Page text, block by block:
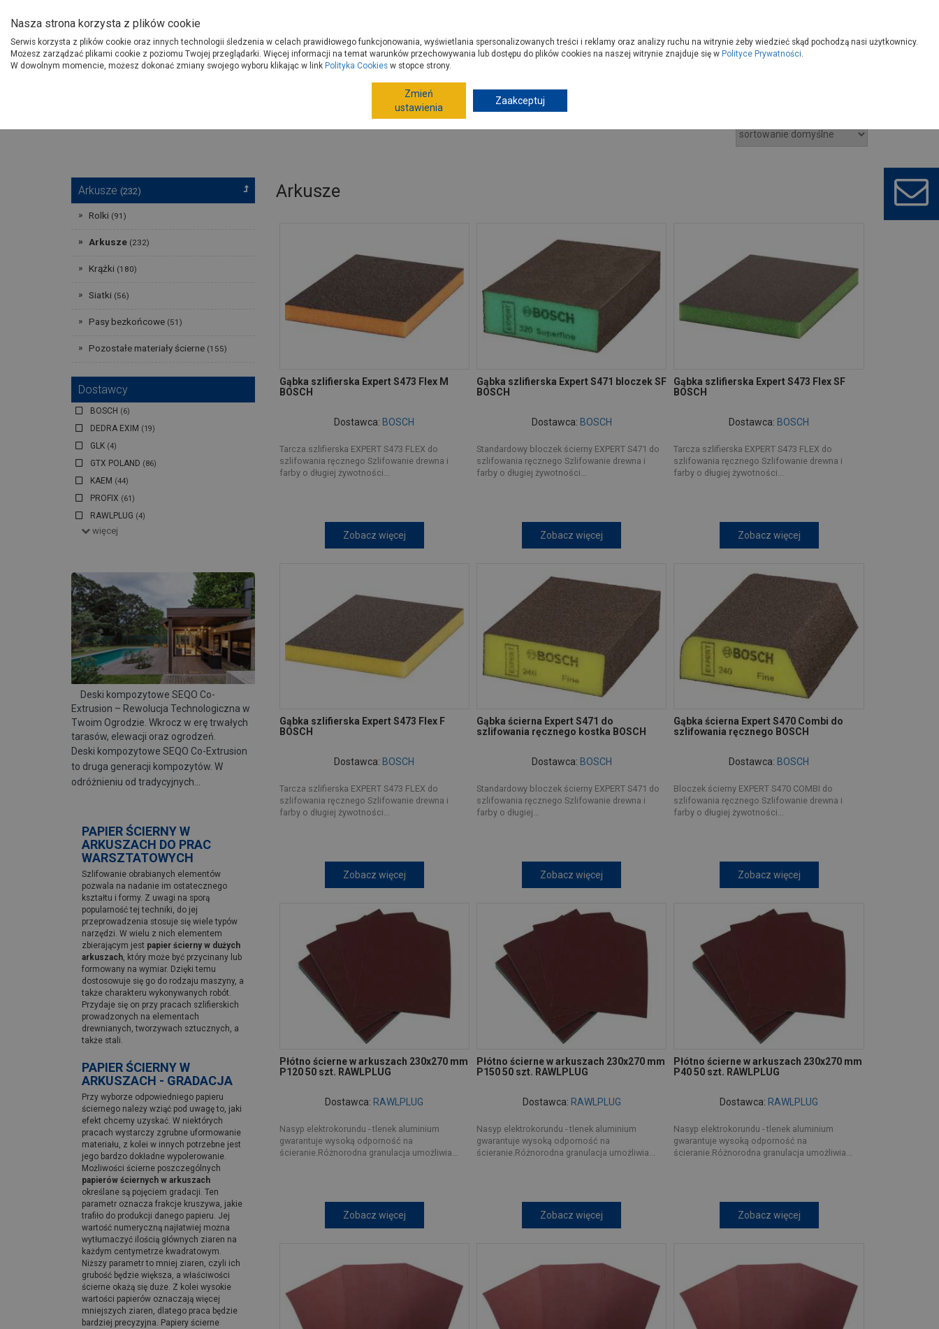
Produkty
O Grupie PSB
Gdzie kupisz Porady
Narzędzia ręczne, warsztat Materiały ścierne
Arkusze (232)
Rolki (91)
Arkusze (232)
Krążki (180)
Siatki (56)
Pasy bezkońcowe (51)
Pozostałe materiały ścierne (155)
Dostawcy
BOSCH (6)
DEDRA EXIM (19)
GLK (4)
GTX POLAND (86)
KAEM (44)
PROFIX (61)
RAWLPLUG (4)
STALCO
więcej
Deski kompozytowe SEQO Co-
Extrusion – Rewolucja Technologiczna w
Twoim Ogrodzie. Wkrocz w erę trwałych
tarasów, elewacji oraz ogrodzeń.
Deski kompozytowe SEQO Co-Extrusion
to druga generacji kompozytów. W
odróżnieniu od tradycyjnych…
PAPIER ŚCIERNY W
ARKUSZACH DO PRAC
WARSZTATOWYCH
Szlifowanie obrabianych elementów
pozwala na nadanie im ostatecznego
kształtu i formy. Z uwagi na sporą
popularność tej techniki, do jej
przeprowadzenia stosuje się wiele typów
narzędzi. W wielu z nich elementem
zbierającym jest papier ścierny w dużych
arkuszach, który może być przycinany lub
formowany na wymiar. Dzięki temu
dostosowuje się go do rodzaju maszyny, a
także charakteru wykonywanych robót.
Przydaje się on przy pracach szlifierskich
prowadzonych na elementach
drewnianych, tworzywach sztucznych, a
także stali.
PAPIER ŚCIERNY W
ARKUSZACH - GRADACJA
Przy wyborze odpowiedniego papieru
ściernego należy wziąć pod uwagę to, jaki
efekt chcemy uzyskać. W niektórych
pracach wystarczy zgrubne uformowanie
materiału, z kolei w innych potrzebne jest
jego bardzo dokładne wypolerowanie.
Możliwości ścierne poszczególnych
papierów ściernych w arkuszach
określane są pojęciem gradacji. Ten
parametr oznacza frakcje kruszywa, jakie
trafiło do produkcji danego papieru. Jej
wartość numeryczną najłatwiej można
wytłumaczyć ilością głównych ziaren na
każdym centymetrze kwadratowym.
Niższy parametr to mniej ziaren, czyli ich
grubość będzie większa, a właściwości
ścierne okażą się duże. Z kolei wysokie
wartości papierów oznaczają więcej
mniejszych ziaren, dlatego praca będzie
bardziej precyzyjna. Papiery ścierne
Arkusze
Gąbka szlifierska Expert S473 Flex M
BOSCH
Dostawca: BOSCH
Tarcza szlifierska EXPERT S473 FLEX do
szlifowania ręcznego Szlifowanie drewna i
farby o długiej żywotności...
Zobacz więcej
Gąbka szlifierska Expert S471 bloczek SF
BOSCH
Dostawca: BOSCH
Standardowy bloczek ścierny EXPERT S471 do
szlifowania ręcznego Szlifowanie drewna i
farby o długiej żywotności...
Zobacz więcej
Gąbka szlifierska Expert S473 Flex SF
BOSCH
Dostawca: BOSCH
Tarcza szlifierska EXPERT S473 FLEX do
szlifowania ręcznego Szlifowanie drewna i
farby o długiej żywotności...
Zobacz więcej
Gąbka szlifierska Expert S473 Flex F
BOSCH
Dostawca: BOSCH
Tarcza szlifierska EXPERT S473 FLEX do
szlifowania ręcznego Szlifowanie drewna i
farby o długiej żywotności...
Zobacz więcej
Gąbka ścierna Expert S471 do
szlifowania ręcznego kostka BOSCH
Dostawca: BOSCH
Standardowy bloczek ścierny EXPERT S471 do
szlifowania ręcznego Szlifowanie drewna i
farby o długiej...
Zobacz więcej
Gąbka ścierna Expert S470 Combi do
szlifowania ręcznego BOSCH
Dostawca: BOSCH
Bloczek ścierny EXPERT S470 COMBI do
szlifowania ręcznego Szlifowanie drewna i
farby o długiej żywotności...
Zobacz więcej
Płótno ścierne w arkuszach 230x270 mm
P120 50 szt. RAWLPLUG
Dostawca: RAWLPLUG
Nasyp elektrokorundu - tlenek aluminium
gwarantuje wysoką odporność na
ścieranie.Różnorodna granulacja umożliwia...
Zobacz więcej
Płótno ścierne w arkuszach 230x270 mm
P150 50 szt. RAWLPLUG
Dostawca: RAWLPLUG
Nasyp elektrokorundu - tlenek aluminium
gwarantuje wysoką odporność na
ścieranie.Różnorodna granulacja umożliwia...
Zobacz więcej
Płótno ścierne w arkuszach 230x270 mm
P40 50 szt. RAWLPLUG
Dostawca: RAWLPLUG
Nasyp elektrokorundu - tlenek aluminium
gwarantuje wysoką odporność na
ścieranie.Różnorodna granulacja umożliwia...
Zobacz więcej
Nasza strona korzysta z plików cookie
Serwis korzysta z plików cookie oraz innych technologii śledzenia w celach prawidłowego funkcjonowania, wyświetlania spersonalizowanych treści i reklamy oraz analizy ruchu na witrynie żeby wiedzieć skąd pochodzą nasi użytkownicy.
Możesz zarządzać plikami cookie z poziomu Twojej przeglądarki. Więcej informacji na temat warunków przechowywania lub dostępu do plików cookies na naszej witrynie znajduje się w Polityce Prywatności.
W dowolnym momencie, możesz dokonać zmiany swojego wyboru klikając w link Polityka Cookies w stopce strony.
Zmień
ustawienia
Zaakceptuj